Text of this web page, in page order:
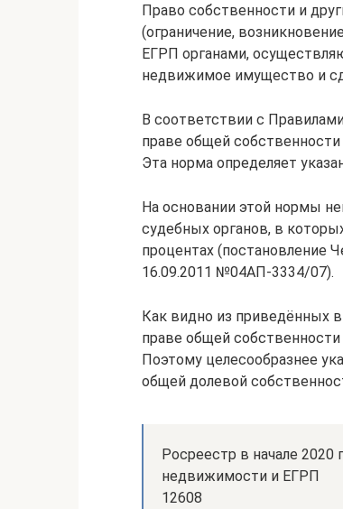
Право собственности и
(ограничение,
ЕГРП органами,
недвижимое имущество и
В соответствии с
праве общей
Эта норма определяет
На основании этой нормы
судебных органов, в
процентах (постановление
16.09.2011 №04АП-3334/07).
Как видно из приведённых
праве общей
Поэтому целесообразнее
общей долевой
Росреестр в начале
недвижимости и ЕГРП
12608